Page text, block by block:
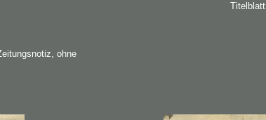
ohne
Titelblatt